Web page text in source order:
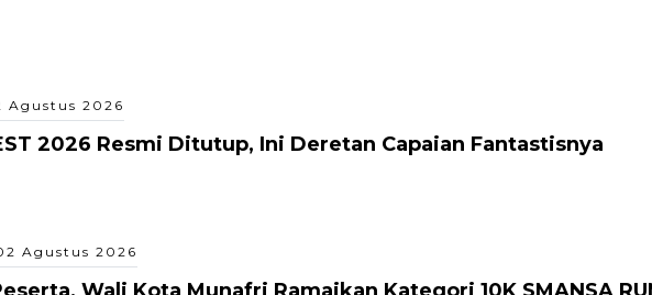
Agustus 2026
2026 Resmi Ditutup, Ini Deretan Capaian Fantastisnya
Agustus 2026